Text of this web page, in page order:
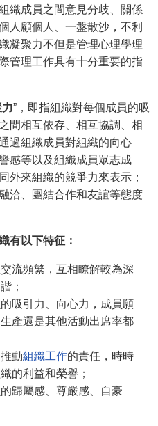
織成員之間意見分歧、關係
人顧個人、一盤散沙，不利
凝聚力不但是管理心理學理
管理工作具有十分重要的指
”，即指組織對每個成員的吸
間相互依存、相互協調、相
過組織成員對組織的向心
感等以及組織成員眾志成
外來組織的競爭力來表示；
洽、團結合作和友誼等態度
有以下特征：
流頻繁，互相瞭解較為深
；
吸引力、向心力，成員願
生產還是其他活動出席率都
動組織工作的責任，時時
的利益和榮譽；
歸屬感、尊嚴感、自豪